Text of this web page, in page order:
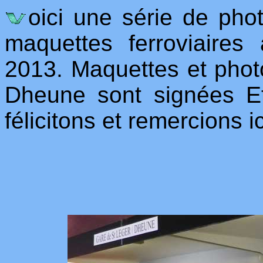
oici une série de
maquettes
2013. Maquettes et
Dheune sont signées
félicitons et remercions